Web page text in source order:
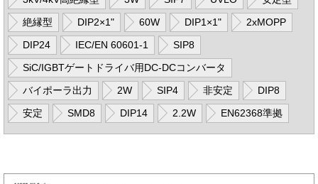
絶縁型
DIP2×1" 60W DIP1×1"
2xMOPP
DIP24
IEC/EN 60601-1
SIP8
SiC/IGBTゲートドライバ用DC-DCコンバータ
バイポーラ出力
2W SIP4 非安定
DIP8
安定
SMD8 DIP14 2.2W EN62368準拠